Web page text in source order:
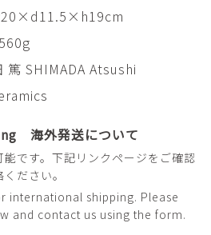
篤 SHIMADA Atsushi
海外発送について
です。下記リンクページをご確認
ださい。
international shipping. Please
and contact us using the form.